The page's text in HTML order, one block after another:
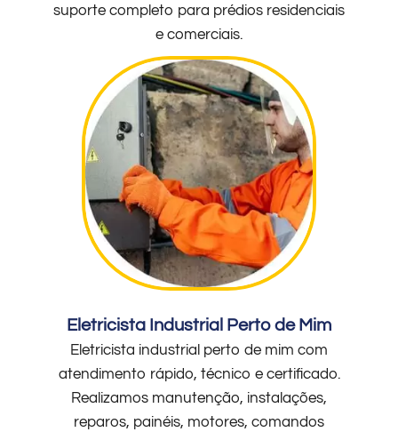
suporte completo para prédios residenciais
e comerciais.
Eletricista Industrial Perto de Mim
Eletricista industrial perto de mim com
atendimento rápido, técnico e certificado.
Realizamos manutenção, instalações,
reparos, painéis, motores, comandos